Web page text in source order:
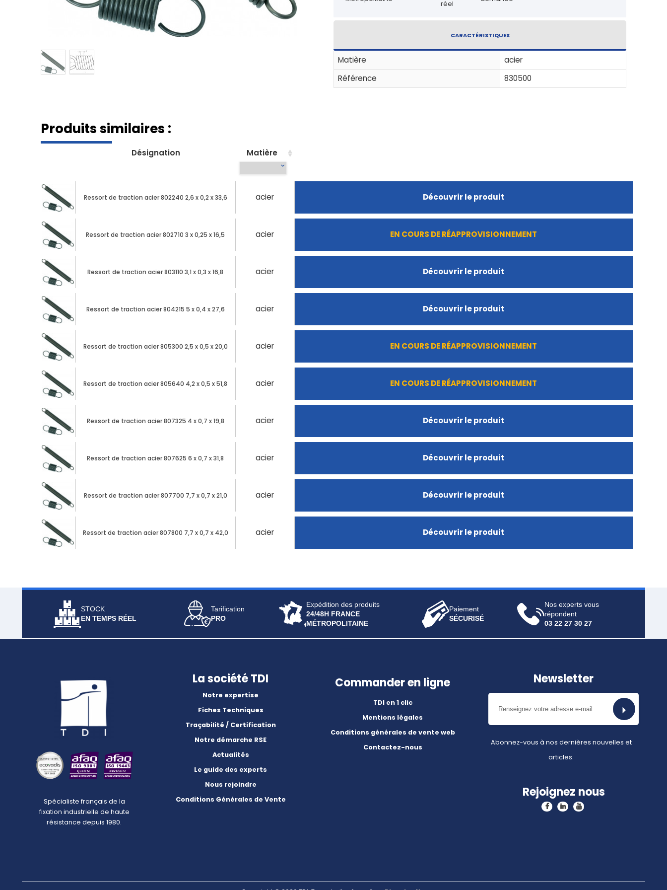
réel
CARACTÉRISTIQUES
Matière
acier
Référence
830500
Produits similaires :
Désignation Matière
Ressort de traction acier 802240 2,6 x 0,2 x 33,6 acier Découvrir le produit
Ressort de traction acier 802710 3 x 0,25 x 16,5 acier EN COURS DE RÉAPPROVISIONNEMENT
Ressort de traction acier 803110 3,1 x 0,3 x 16,8 acier Découvrir le produit
Ressort de traction acier 804215 5 x 0,4 x 27,6 acier Découvrir le produit
Ressort de traction acier 805300 2,5 x 0,5 x 20,0 acier EN COURS DE RÉAPPROVISIONNEMENT
Ressort de traction acier 805640 4,2 x 0,5 x 51,8 acier EN COURS DE RÉAPPROVISIONNEMENT
Ressort de traction acier 807325 4 x 0,7 x 19,8 acier Découvrir le produit
Ressort de traction acier 807625 6 x 0,7 x 31,8 acier Découvrir le produit
Ressort de traction acier 807700 7,7 x 0,7 x 21,0 acier Découvrir le produit
Ressort de traction acier 807800 7,7 x 0,7 x 42,0 acier Découvrir le produit
STOCK
EN TEMPS RÉEL
Tarification
PRO
Expédition des produits
24/48H FRANCE
MÉTROPOLITAINE
Paiement
SÉCURISÉ
Nos experts vous
répondent
03 22 27 30 27
Spécialiste français de la
fixation industrielle de haute
résistance depuis 1980.
La société TDI
Notre expertise
Fiches Techniques
Traçabilité / Certification
Notre démarche RSE
Actualités
Le guide des experts
Nous rejoindre
Conditions Générales de Vente
Commander en ligne
TDI en 1 clic
Mentions légales
Conditions générales de vente web
Contactez-nous
Newsletter
Abonnez-vous à nos dernières nouvelles et
articles.
Rejoignez nous